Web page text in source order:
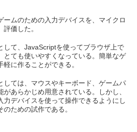
ームのための入力デバイスを、マイクロ
価した。
して、JavaScriptを使ってブラウザ上で
とても使いやすくなっている。簡単なゲ
に作ることができる。
しては、マウスやキーボード、ゲームパ
があらかじめ用意されている。しかし、
力デバイスを使って操作できるようにし
ための試作である。